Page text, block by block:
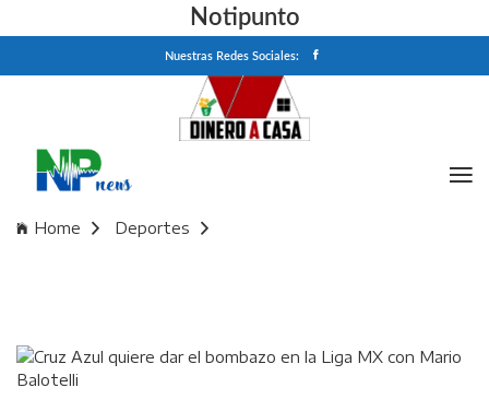
Notipunto
Nuestras Redes Sociales:
Home
Deportes